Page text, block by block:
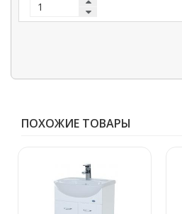
ПОХОЖИЕ ТОВАРЫ